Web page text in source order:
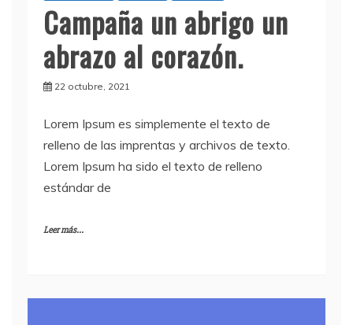
Campaña un abrigo un
abrazo al corazón.
22 octubre, 2021
Lorem Ipsum es simplemente el texto de
relleno de las imprentas y archivos de texto.
Lorem Ipsum ha sido el texto de relleno
estándar de
Leer más...